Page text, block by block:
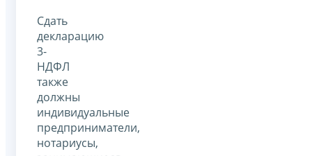
Сдать
декларацию
3-
НДФЛ
также
должны
индивидуальные
предприниматели,
нотариусы,